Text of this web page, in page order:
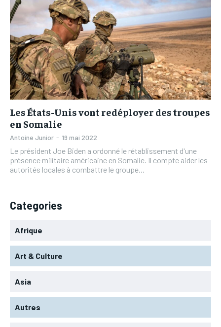
Les États-Unis vont redéployer des troupes
en Somalie
Antoine Junior - 19 mai 2022
Le président Joe Biden a ordonné le rétablissement d'une
présence militaire américaine en Somalie. Il compte aider les
autorités locales à combattre le groupe...
Categories
Afrique
Art & Culture
Asia
Autres